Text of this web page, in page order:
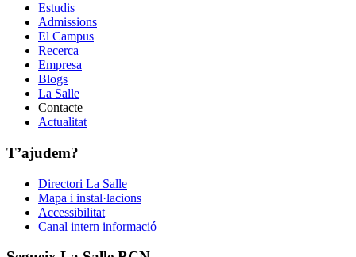
Estudis
Admissions
El Campus
Recerca
Empresa
Blogs
La Salle
Contacte
Actualitat
T’ajudem?
Directori La Salle
Mapa i instal·lacions
Accessibilitat
Canal intern informació